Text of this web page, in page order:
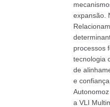
expansão.
processos
tecnologia
de
e
a VLI